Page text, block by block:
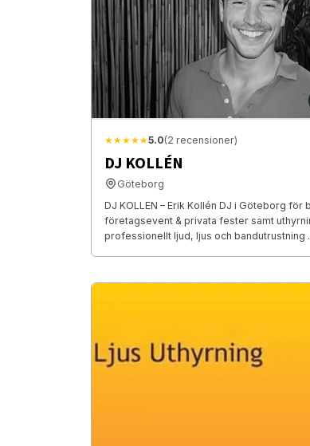
★★★★★5.0(2 recensioner)
DJ KOLLÉN
Göteborg
DJ KOLLEN – Erik Kollén DJ i Göteborg för
företagsevent & privata fester samt
professionellt ljud, ljus och bandutrustning